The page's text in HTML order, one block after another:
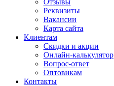
Отзывы
Реквизиты
Вакансии
Карта сайта
Клиентам
Скидки и акции
Онлайн-калькулятор
Вопрос-ответ
Оптовикам
Контакты